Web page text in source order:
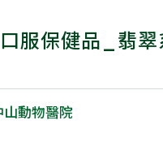
口服保健品_翡翠
山動物醫院